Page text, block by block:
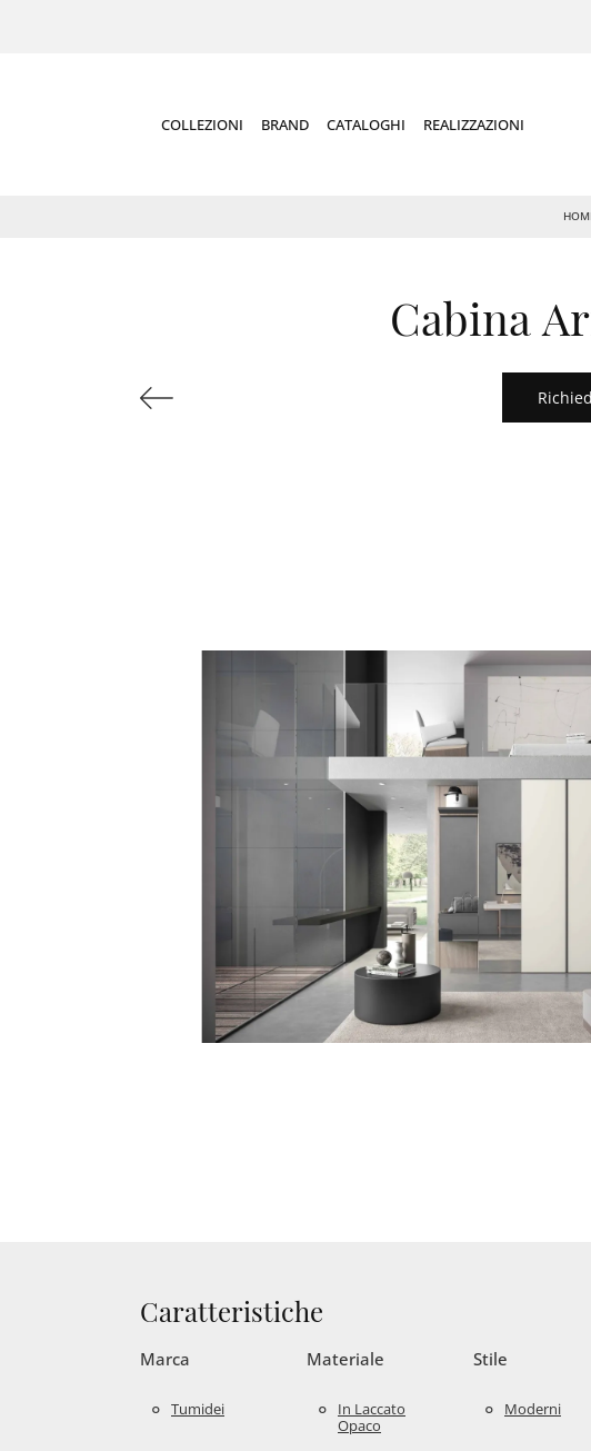
COLLEZIONI BRAND CATALOGHI REALIZZAZIONI
Cabina
Caratteristiche
Marca
Tumidei
Materiale
In Laccato
Opaco
Stile
Moderni